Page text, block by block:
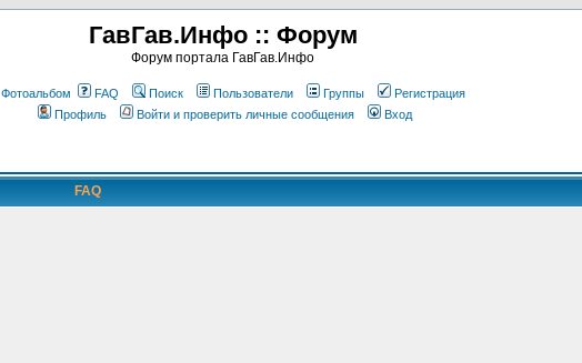
ГавГав.Инфо :: Форум
Форум портала ГавГав.Инфо
Фотоальбом FAQ Поиск Пользователи Группы
Регистрация
Профиль
Войти и проверить личные сообщения Вход
FAQ